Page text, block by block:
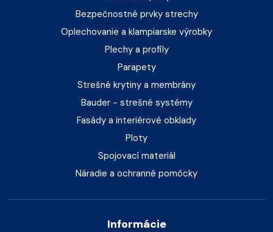
Bezpečnostné prvky strechy
Oplechovanie a klampiarske výrobky
Plechy a profily
Parapety
Strešné krytiny a membrány
Bauder - strešné systémy
Fasády a interiérové obklady
Ploty
Spojovací materiál
Náradie a ochranné pomôcky
Informácie